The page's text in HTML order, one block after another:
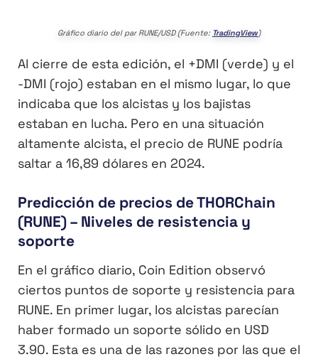
Gráfico diario del par RUNE/USD (Fuente: TradingView)
Al cierre de esta edición, el +DMI (verde) y el
-DMI (rojo) estaban en el mismo lugar, lo que
indicaba que los alcistas y los bajistas
estaban en lucha. Pero en una situación
altamente alcista, el precio de RUNE podría
saltar a 16,89 dólares en 2024.
Predicción de precios de THORChain
(RUNE) – Niveles de resistencia y
soporte
En el gráfico diario, Coin Edition observó
ciertos puntos de soporte y resistencia para
RUNE. En primer lugar, los alcistas parecían
haber formado un soporte sólido en USD
3.90. Esta es una de las razones por las que el